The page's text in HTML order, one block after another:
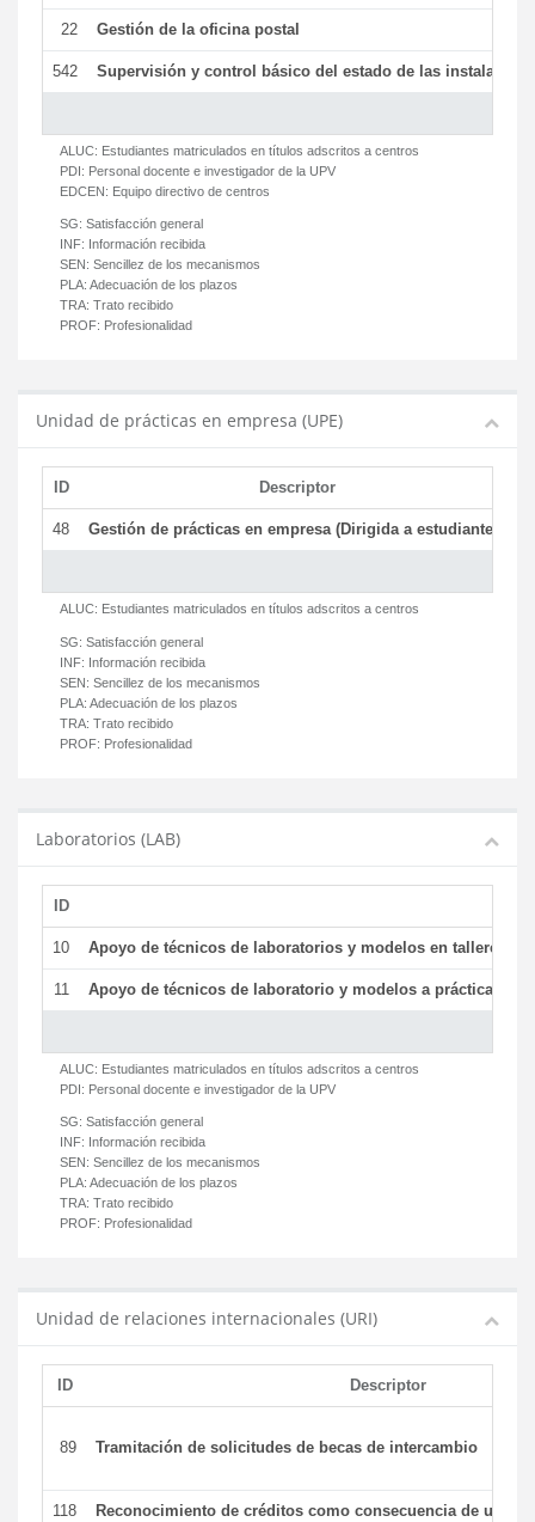
22 Gestión de la oficina postal
542 Supervisión y control básico del estado de las
ALUC: Estudiantes matriculados en títulos adscritos a centros
PDI: Personal docente e investigador de la UPV
EDCEN: Equipo directivo de centros
SG: Satisfacción general
INF: Información recibida
SEN: Sencillez de los mecanismos
PLA: Adecuación de los plazos
TRA: Trato recibido
PROF: Profesionalidad
Unidad de prácticas en empresa (UPE)
ID Descriptor
48 Gestión de prácticas en empresa (Dirigida a estudiantes)
ALUC: Estudiantes matriculados en títulos adscritos a centros
SG: Satisfacción general
INF: Información recibida
SEN: Sencillez de los mecanismos
PLA: Adecuación de los plazos
TRA: Trato recibido
PROF: Profesionalidad
Laboratorios (LAB)
ID
10 Apoyo de técnicos de laboratorios y modelos en talleres/
11 Apoyo de técnicos de laboratorio y modelos a prácticas y
ALUC: Estudiantes matriculados en títulos adscritos a centros
PDI: Personal docente e investigador de la UPV
SG: Satisfacción general
INF: Información recibida
SEN: Sencillez de los mecanismos
PLA: Adecuación de los plazos
TRA: Trato recibido
PROF: Profesionalidad
Unidad de relaciones internacionales (URI)
ID Descriptor
89 Tramitación de solicitudes de becas de intercambio
118 Reconocimiento de créditos como consecuencia de un